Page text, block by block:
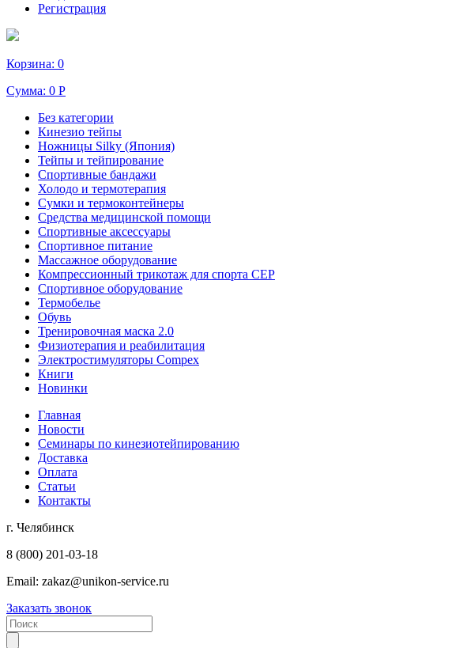
Регистрация
Корзина: 0
Сумма: 0 Р
Без категории
Кинезио тейпы
Ножницы Silky (Япония)
Тейпы и тейпирование
Спортивные бандажи
Холодо и термотерапия
Сумки и термоконтейнеры
Средства медицинской помощи
Спортивные аксессуары
Спортивное питание
Массажное оборудование
Компрессионный трикотаж для спорта СЕР
Спортивное оборудование
Термобелье
Обувь
Тренировочная маска 2.0
Физиотерапия и реабилитация
Электростимуляторы Compex
Книги
Новинки
Главная
Новости
Семинары по кинезиотейпированию
Доставка
Оплата
Статьи
Контакты
г. Челябинск
8 (800) 201-03-18
Email: zakaz@unikon-service.ru
Заказать звонок